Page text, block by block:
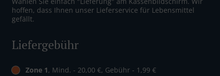
hoffen, dass Ihnen unser Lieferservice für Lebensmittel
gefällt.
Liefergebühr
Zone 1, Mind. - 20,00 €, Gebühr - 1,99 €